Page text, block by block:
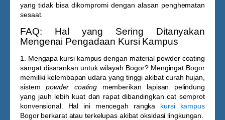
yang tidak bisa dikompromi dengan alasan penghematan
sesaat.
FAQ: Hal yang Sering Ditanyakan
Mengenai Pengadaan Kursi Kampus
1. Mengapa kursi kampus dengan material powder coating
sangat disarankan untuk wilayah Bogor?Mengingat Bogor
memiliki kelembapan udara yang tinggi akibat curah hujan,
sistem powder coating memberikan lapisan pelindung
yang jauh lebih kuat dan rapat dibandingkan cat semprot
konvensional. Hal ini mencegah rangka kursi kampus
Bogorberkarat atau terkelupas akibat oksidasi lingkungan.